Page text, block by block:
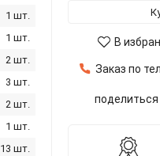
1 шт.
1 шт.
2 шт.
3 шт.
2 шт.
1 шт.
13 шт.
В
Заказ по